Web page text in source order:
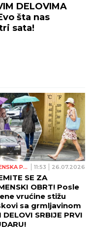
DELOVIMA
šta nas
sata!
VREMENSKA PROGNOZA 11:53 26.07.2026
SE ZA
OBRT! Posle
vrućine stižu
sa grmljavinom
DELOVI SRBIJE PRVI